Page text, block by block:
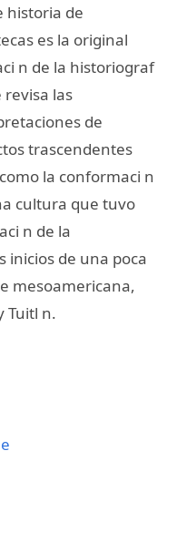
historia de
es la original
n de la historiograf
revisa las
de
trascendentes
la conformaci n
cultura que tuvo
n de la
inicios de una poca
mesoamericana,
Tuitl n.